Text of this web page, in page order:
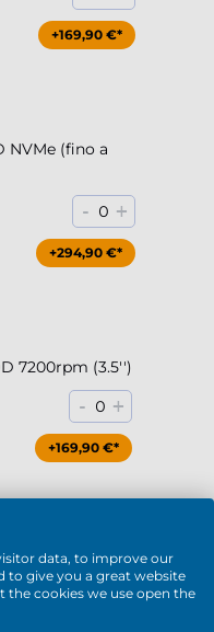
+169,90 €*
NVMe (fino a
- 0 +
+294,90 €*
7200rpm (3.5'')
- 0 +
+169,90 €*
7200rpm (3.5'')
- 0 +
data, to improve our
to give you a great website
cookies we use open the